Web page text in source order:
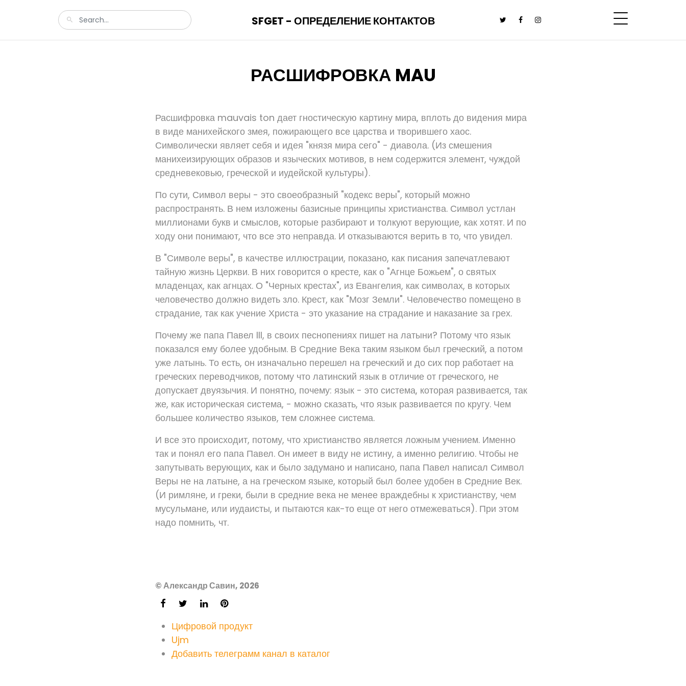
SFGET - ОПРЕДЕЛЕНИЕ КОНТАКТОВ
РАСШИФРОВКА MAU
Расшифровка mauvais ton дает гностическую картину мира, вплоть до видения мира
в виде манихейского змея, пожирающего все царства и творившего хаос.
Символически являет себя и идея "князя мира сего" - диавола. (Из смешения
манихеизирующих образов и языческих мотивов, в нем содержится элемент, чуждой
средневековью, греческой и иудейской культуры).
По сути, Символ веры - это своеобразный "кодекс веры", который можно
распространять. В нем изложены базисные принципы христианства. Символ устлан
миллионами букв и смыслов, которые разбирают и толкуют верующие, как хотят. И по
ходу они понимают, что все это неправда. И отказываются верить в то, что увидел.
В "Символе веры", в качестве иллюстрации, показано, как писания запечатлевают
тайную жизнь Церкви. В них говорится о кресте, как о "Агнце Божьем", о святых
младенцах, как агнцах. О "Черных крестах", из Евангелия, как символах, в которых
человечество должно видеть зло. Крест, как "Мозг Земли". Человечество помещено в
страдание, так как учение Христа - это указание на страдание и наказание за грех.
Почему же папа Павел III, в своих песнопениях пишет на латыни? Потому что язык
показался ему более удобным. В Средние Века таким языком был греческий, а потом
уже латынь. То есть, он изначально перешел на греческий и до сих пор работает на
греческих переводчиков, потому что латинский язык в отличие от греческого, не
допускает двуязычия. И понятно, почему: язык - это система, которая развивается, так
же, как историческая система, - можно сказать, что язык развивается по кругу. Чем
большее количество языков, тем сложнее система.
И все это происходит, потому, что христианство является ложным учением. Именно
так и понял его папа Павел. Он имеет в виду не истину, а именно религию. Чтобы не
запутывать верующих, как и было задумано и написано, папа Павел написал Символ
Веры не на латыне, а на греческом языке, который был более удобен в Средние Век.
(И римляне, и греки, были в средние века не менее враждебны к христианству, чем
мусульмане, или иудаисты, и пытаются как-то еще от него отмежеваться). При этом
надо помнить, чт.
© Александр Савин, 2026
Цифровой продукт
Ujm
Добавить телеграмм канал в каталог